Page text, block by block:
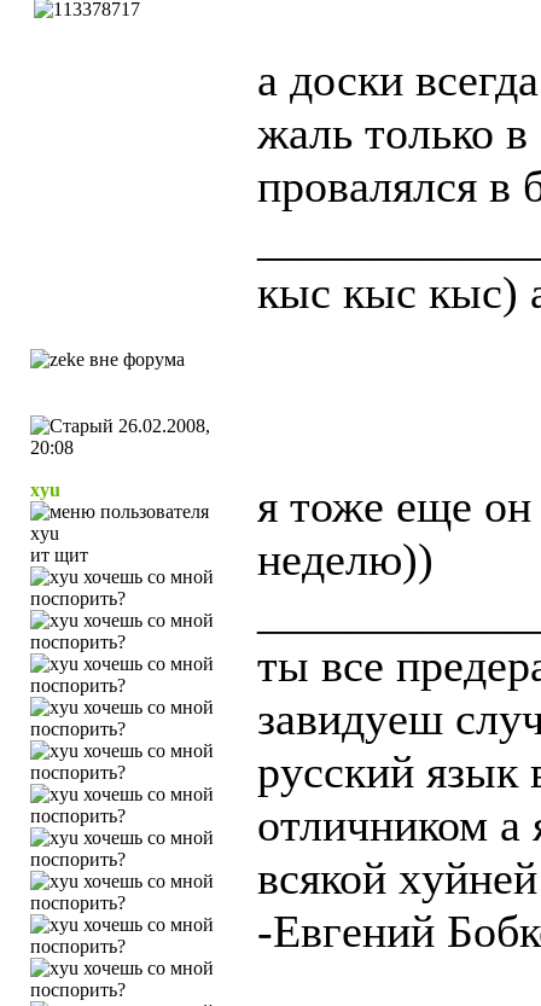
а доски
жаль только в
провалялся в
кыс кыс кыс)
26.02.2008,
20:08
xyu
ит щит
я тоже еще он
неделю))
ты все
завидуеш
русский
отличником а
всякой
-Евгений